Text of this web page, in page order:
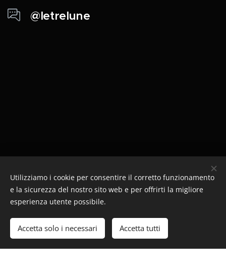
@letrelune
Immagini fornite da I.S. "Strozzi" Palidano
Creato con
Webnode Cookies
Crea il tuo sito web gratis! Inizia
Utilizziamo i cookie per consentire il corretto funzionamento
e la sicurezza del nostro sito web e per offrirti la migliore
esperienza utente possibile.
Accetta solo i necessari Accetta tutti